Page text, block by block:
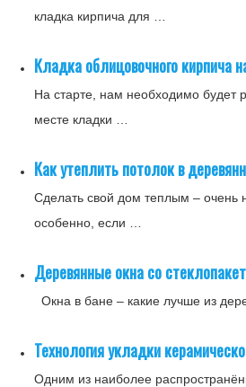
кладка кирпича для …
Кладка облицовочного кирпича
На старте, нам необходимо будет
месте кладки …
Как утеплить потолок в
Сделать свой дом теплым – очень
особенно, если …
Деревянные окна со
Окна в бане – какие лучше из
Технология укладки
Одним из наиболее